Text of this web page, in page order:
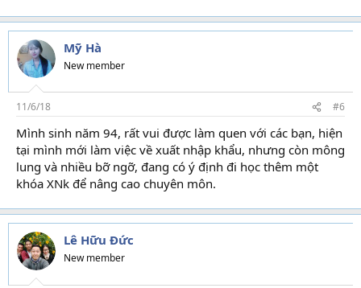
Mỹ Hà
New member
11/6/18 #6
Mình sinh năm 94, rất vui được làm quen với các bạn, hiện
tại mình mới làm việc về xuất nhập khẩu, nhưng còn mông
lung và nhiều bỡ ngỡ, đang có ý định đi học thêm một
khóa XNk để nâng cao chuyên môn.
Lê Hữu Đức
New member